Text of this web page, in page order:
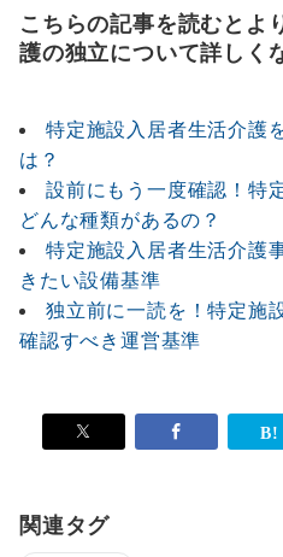
こちらの記事を読むとよ
護の独立について詳しく
特定施設入居者生活介護
は？
設前にもう一度確認！特
どんな種類があるの？
特定施設入居者生活介護
きたい設備基準
独立前に一読を！特定施
確認すべき運営基準
関連タグ